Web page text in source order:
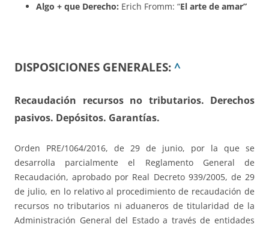
Algo + que Derecho: Erich Fromm: “El arte de amar”
DISPOSICIONES GENERALES: ^
Recaudación recursos no tributarios. Derechos
pasivos. Depósitos. Garantías.
Orden PRE/1064/2016, de 29 de junio, por la que se
desarrolla parcialmente el Reglamento General de
Recaudación, aprobado por Real Decreto 939/2005, de 29
de julio, en lo relativo al procedimiento de recaudación de
recursos no tributarios ni aduaneros de titularidad de la
Administración General del Estado a través de entidades